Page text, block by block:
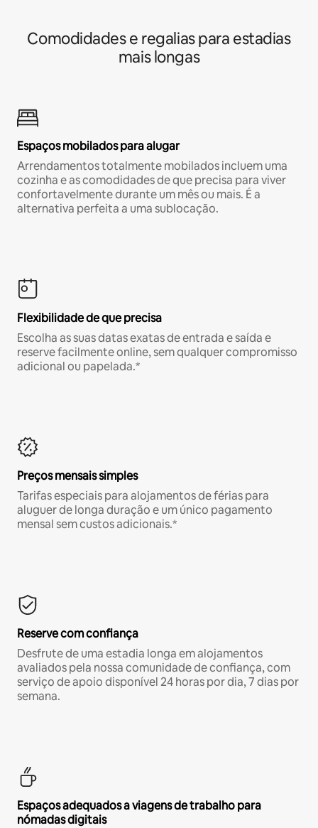
Comodidades e regalias para estadias
mais longas
Espaços mobilados para alugar
Arrendamentos totalmente mobilados incluem uma
cozinha e as comodidades de que precisa para viver
confortavelmente durante um mês ou mais. É a
alternativa perfeita a uma sublocação.
Flexibilidade de que precisa
Escolha as suas datas exatas de entrada e saída e
reserve facilmente online, sem qualquer compromisso
adicional ou papelada.*
Preços mensais simples
Tarifas especiais para alojamentos de férias para
aluguer de longa duração e um único pagamento
mensal sem custos adicionais.*
Reserve com confiança
Desfrute de uma estadia longa em alojamentos
avaliados pela nossa comunidade de confiança, com
serviço de apoio disponível 24 horas por dia, 7 dias por
semana.
Espaços adequados a viagens de trabalho para
nómadas digitais